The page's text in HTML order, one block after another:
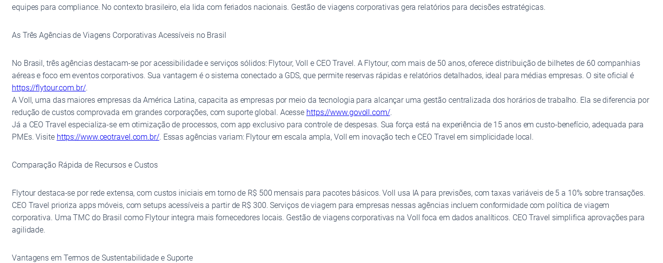
equipes para compliance. No contexto brasileiro, ela lida com feriados nacionais. Gestão de viagens corporativas gera relatórios para decisões estratégicas.
As Três Agências de Viagens Corporativas Acessíveis no Brasil
No Brasil, três agências destacam-se por acessibilidade e serviços sólidos: Flytour, Voll e CEO Travel. A Flytour, com mais de 50 anos, oferece distribuição de bilhetes de 60 companhias
aéreas e foco em eventos corporativos. Sua vantagem é o sistema conectado a GDS, que permite reservas rápidas e relatórios detalhados, ideal para médias empresas. O site oficial é
https://flytour.com.br/.
A Voll, uma das maiores empresas da América Latina, capacita as empresas por meio da tecnologia para alcançar uma gestão centralizada dos horários de trabalho. Ela se diferencia por
redução de custos comprovada em grandes corporações, com suporte global. Acesse https://www.govoll.com/.
Já a CEO Travel especializa-se em otimização de processos, com app exclusivo para controle de despesas. Sua força está na experiência de 15 anos em custo-benefício, adequada para
PMEs. Visite https://www.ceotravel.com.br/. Essas agências variam: Flytour em escala ampla, Voll em inovação tech e CEO Travel em simplicidade local.
Comparação Rápida de Recursos e Custos
Flytour destaca-se por rede extensa, com custos iniciais em torno de R$ 500 mensais para pacotes básicos. Voll usa IA para previsões, com taxas variáveis de 5 a 10% sobre transações.
CEO Travel prioriza apps móveis, com setups acessíveis a partir de R$ 300. Serviços de viagem para empresas nessas agências incluem conformidade com política de viagem
corporativa. Uma TMC do Brasil como Flytour integra mais fornecedores locais. Gestão de viagens corporativas na Voll foca em dados analíticos. CEO Travel simplifica aprovações para
agilidade.
Vantagens em Termos de Sustentabilidade e Suporte